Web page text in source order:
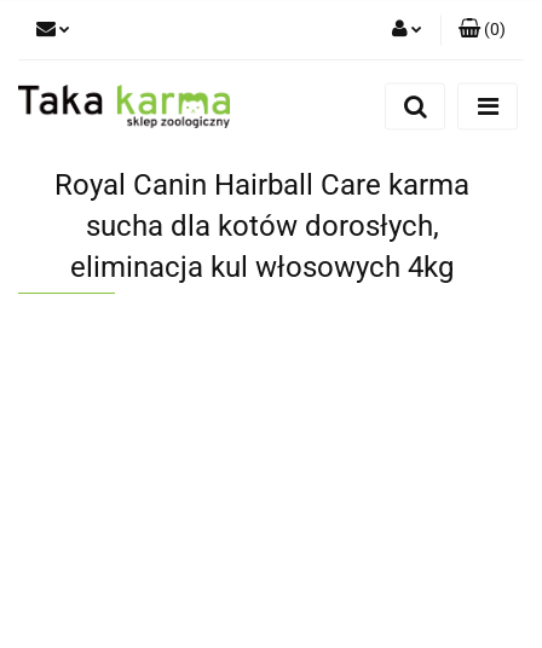
Zaloguj się
Zgody cookies
(0)
Royal Canin Hairball Care karma
sucha dla kotów dorosłych,
eliminacja kul włosowych 4kg